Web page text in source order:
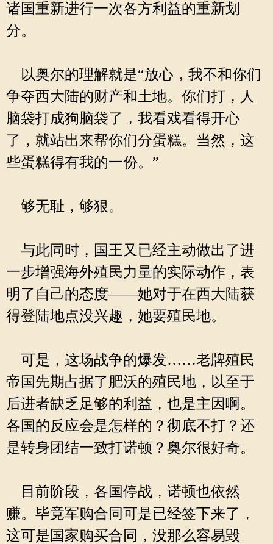
诸国重新进行一次各方利益的重新划
分。
以奥尔的理解就是“放心，我不和你们
争夺西大陆的财产和土地。你们打，人
脑袋打成狗脑袋了，我看戏看得开心
了，就站出来帮你们分蛋糕。当然，这
些蛋糕得有我的一份。”
够无耻，够狠。
与此同时，国王又已经主动做出了进
一步增强海外殖民力量的实际动作，表
明了自己的态度——她对于在西大陆获
得登陆地点没兴趣，她要殖民地。
可是，这场战争的爆发……老牌殖民
帝国先期占据了肥沃的殖民地，以至于
后进者缺乏足够的利益，也是主因啊。
各国的反应会是怎样的？彻底不打？还
是转身团结一致打诺顿？奥尔很好奇。
目前阶段，各国停战，诺顿也依然
赚。毕竟军购合同可是已经签下来了，
这可是国家购买合同，没那么容易毁